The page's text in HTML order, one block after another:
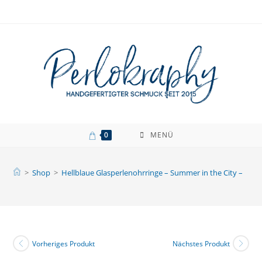
0 MENÜ
> Shop > Hellblaue Glasperlenohrringe – Summer in the City –
Vorheriges Produkt Nächstes Produkt